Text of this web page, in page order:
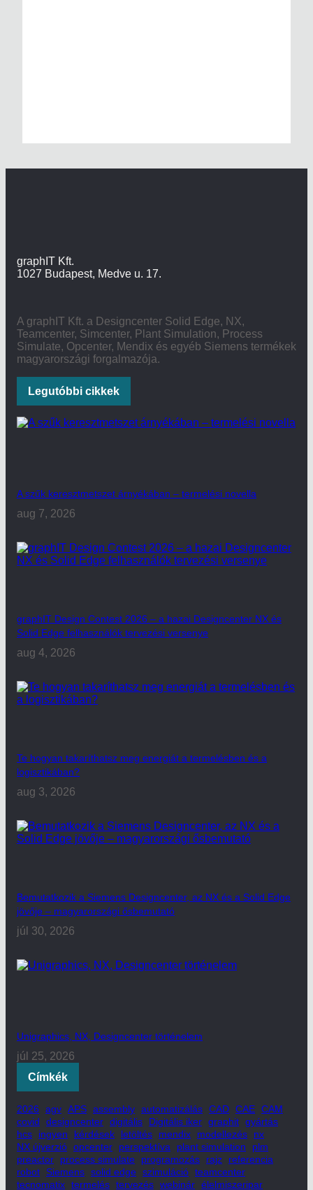
graphIT Kft.
1027 Budapest, Medve u. 17.
A graphIT Kft. a Designcenter Solid Edge, NX,
Teamcenter, Simcenter, Plant Simulation, Process
Simulate, Opcenter, Mendix és egyéb Siemens termékek
magyarországi forgalmazója.
Legutóbbi cikkek
A szűk keresztmetszet árnyékában – termelési novella
aug 7, 2026
graphIT Design Contest 2026 – a hazai Designcenter NX és
Solid Edge felhasználók tervezési versenye
aug 4, 2026
Te hogyan takaríthatsz meg energiát a termelésben és a
logisztikában?
aug 3, 2026
Bemutatkozik a Siemens Designcenter, az NX és a Solid Edge
jövője – magyarországi ősbemutató
júl 30, 2026
Unigraphics, NX, Designcenter történelem
júl 25, 2026
Címkék
2026 agv APS assembly automatizálás CAD CAE CAM
covid
designcenter digitális Digitális iker graphit gyártás
hcs
ingyen kérdések letöltés mendix modellezés
nx
NX újverzió opcenter perspektíva plant simulation
plm
preactor
process simulate programozás rajz
referencia
robot
Siemens solid edge szimuláció teamcenter
tecnomatix termelés tervezés webinár élelmiszeripar